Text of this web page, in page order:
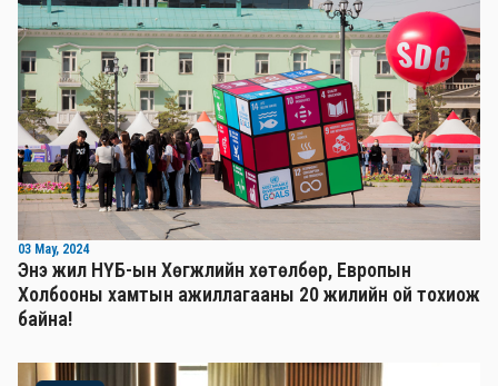
03 May, 2024
Энэ жил НҮБ-ын Хөгжлийн хөтөлбөр, Европын
Холбооны хамтын ажиллагааны 20 жилийн ой тохиож
байна!